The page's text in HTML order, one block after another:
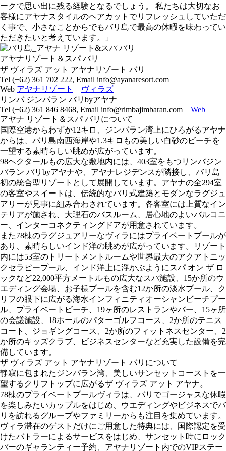
ークで思い出に残る経験となるでしょう。 私たちは大切なお
客様にアヤナスタイルのヘアカットでリフレッシュしていただ
く事で、小さなことからでもバリ島で最高の休暇を味わってい
ただきたいと考えています。」
アヤナリゾート＆スパ バリ
ザ ヴィラズ アット アヤナリゾート バリ
Tel (+62) 361 702 222, Email info@ayanaresort.com
Web アヤナリゾート
ヴィラズ
リンバ ジンバラン バリbyアヤナ
Tel (+62) 361 846 8468, Email info@rimbajimbaran.com Web
アヤナ リゾート＆スパ バリについて
国際空港からわずか12キロ、ジンバラン湾上にひろがるアヤナ
からは、バリ島南西海岸や1.3キロもの美しい白砂のビーチを
一望する素晴らしい眺めが広がっています。
98ヘクタールもの広大な敷地内には、403室をもつリンバジン
バラン バリbyアヤナや、アヤナレジデンスが隣接し、バリ島
初の統合型リゾートとして展開しています。アヤナの全294室
の客室やスイートは、伝統的なバリ式建築とモダンなラグジュ
アリーが見事に組み合わされています。各客室には上質なイン
テリアが施され、大理石のバスルーム、居心地のよいバルコニ
ー、インターコネクティングドアが用意されています。
また78棟のラグジュアリーなヴィラにはプライベートプールが
あり、素晴らしいインド洋の眺めが広がっています。リゾート
内には53室のトリートメントルームや世界最大のアクアトニッ
クセラピープール、インド洋上に浮かぶようにスパ オン ザ ロ
ックなど22,000平方メートルもの広大なスパ施設、15か所のウ
エディング会場、お子様プールを含む12か所の淡水プール、ク
リフの眼下に広がる海水インフィニティオーシャンビーチプー
ル、プライベートビーチ、19ヶ所のレストランやバー、15ヶ所
の会議施設、18ホールのパターゴルフコース、2か所のテニス
コート、ジョギングコース、2か所のフィットネスセンター、2
か所のキッズクラブ、ビジネスセンターなど充実した設備を完
備しています。
ザ ヴィラズ アット アヤナリゾート バリについて
静寂に包まれたジンバラン湾、美しいサンセットコーストを一
望するクリフトップに広がるザ ヴィラズ アット アヤナ。
78棟のプライベートプールヴィラは、バリでゴージャスな休暇
を楽しみたいカップルをはじめ、ウエディングやビジネスでバ
リを訪れるグループやファミリーからも注目を集めています。
ヴィラ滞在のゲストだけにご用意した特典には、国際認定を受
けたバトラーによるサービスをはじめ、サンセット時にロック
バーのギャランティー予約、アヤナリゾート内でのVIPステー